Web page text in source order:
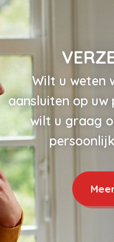
Wilt u weten
aansluiten op uw
wilt u graag